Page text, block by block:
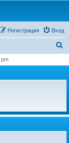
Вход
Регистрация
с